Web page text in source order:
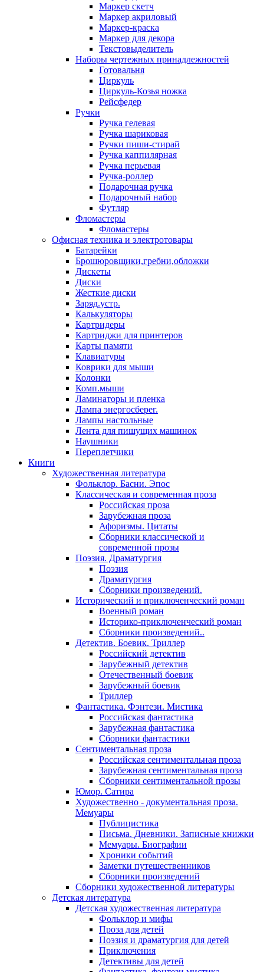
Маркер скетч
Маркер акриловый
Маркер-краска
Маркер для декора
Текстовыделитель
Наборы чертежных принадлежностей
Готовальня
Циркуль
Циркуль-Козья ножка
Рейсфедер
Ручки
Ручка гелевая
Ручка шариковая
Ручки пиши-стирай
Ручка каппилярная
Ручка перьевая
Ручка-роллер
Подарочная ручка
Подарочный набор
Футляр
Фломастеры
Фломастеры
Офисная техника и электротовары
Батарейки
Брошюровщики,гребни,обложки
Дискеты
Диски
Жесткие диски
Заряд.устр.
Калькуляторы
Картридеры
Картриджи для принтеров
Карты памяти
Клавиатуры
Коврики для мыши
Колонки
Комп.мыши
Ламинаторы и пленка
Лампа энергосберег.
Лампы настольные
Лента для пишущих машинок
Наушники
Переплетчики
Книги
Художественная литература
Фольклор. Басни. Эпос
Классическая и современная проза
Российская проза
Зарубежная проза
Афоризмы. Цитаты
Сборники классической и
современной прозы
Поэзия. Драматургия
Поэзия
Драматургия
Сборники произведений.
Исторический и приключенческий роман
Военный роман
Историко-приключенческий роман
Сборники произведений..
Детектив. Боевик. Триллер
Российский детектив
Зарубежный детектив
Отечественный боевик
Зарубежный боевик
Триллер
Фантастика. Фэнтези. Мистика
Российская фантастика
Зарубежная фантастика
Сборники фантастики
Сентиментальная проза
Российская сентиментальная проза
Зарубежная сентиментальная проза
Сборники сентиментальной прозы
Юмор. Сатира
Художественно - документальная проза.
Мемуары
Публицистика
Письма. Дневники. Записные книжки
Мемуары. Биографии
Хроники событий
Заметки путешественников
Сборники произведений
Сборники художественной литературы
Детская литература
Детская художественная литература
Фольклор и мифы
Проза для детей
Поэзия и драматургия для детей
Приключения
Детективы для детей